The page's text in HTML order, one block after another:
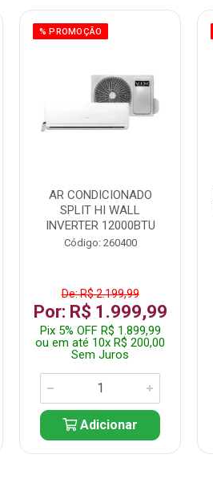
% PROMOÇÃO
AR CONDICIONADO
SPLIT HI WALL
INVERTER 12000BTU
Código: 260400
De: R$ 2.199,99
Por: R$ 1.999,99
Pix 5% OFF R$ 1.899,99
ou em até 10x R$ 200,00
Sem Juros
Adicionar